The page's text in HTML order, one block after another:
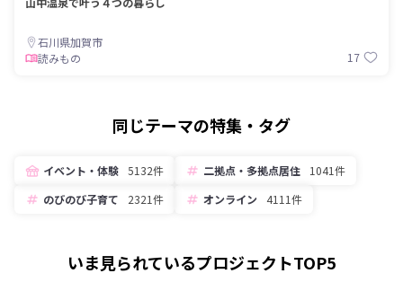
石川県加賀市
読みもの
17
同じテーマの特集・タグ
イベント・体験 5132件 二拠点・多拠点居住
1041件
のびのび子育て
2321件 オンライン 4111件
いま見られているプロジェクトTOP5